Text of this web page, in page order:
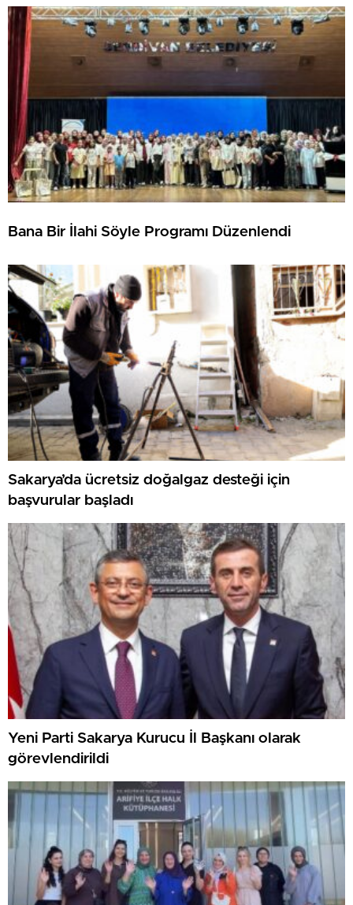
Bana Bir İlahi Söyle Programı Düzenlendi
Sakarya’da ücretsiz doğalgaz desteği için
başvurular başladı
Yeni Parti Sakarya Kurucu İl Başkanı olarak
görevlendirildi